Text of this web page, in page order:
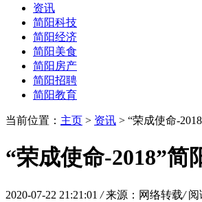
资讯
简阳科技
简阳经济
简阳美食
简阳房产
简阳招聘
简阳教育
当前位置： 主页 > 资讯 > “荣成使命-
“荣成使命-2018”简
2020-07-22 21:21:01 / 来源：网络转载/ 阅